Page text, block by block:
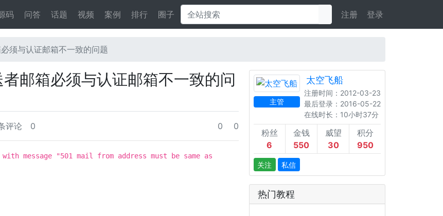
码 问答 话题 视频 案例 排行 圈子 注册 登录
须与认证邮箱不一致的问题
邮箱必须与认证邮箱不一致的问
评论 0 0 0
message "501 mail from address must be same as
主管
太空飞船
注册时间：2012-03-23
最后登录：2016-05-22
在线时长：10小时37分
粉丝
6
金钱
550
威望
30
积分
950
关注 私信
热门教程